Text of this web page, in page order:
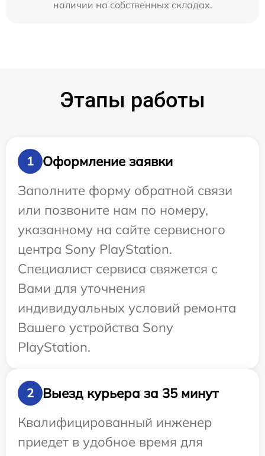
наличии на собственных складах.
Этапы работы
1
Оформление заявки
Заполните форму обратной связи
или позвоните нам по номеру,
указанному на сайте сервисного
центра Sony PlayStation.
Специалист сервиса свяжется с
Вами для уточнения
индивидуальных условий ремонта
Вашего устройства Sony
PlayStation.
2
Выезд курьера за 35 минут
Квалифицированный инженер
приедет в удобное время для